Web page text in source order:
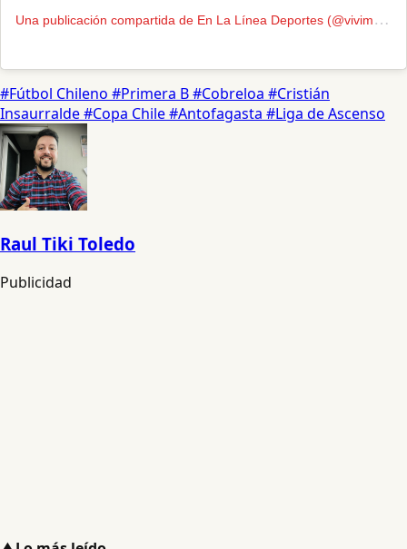
U
na publicación compartida de En La Línea Deportes (@vivimosenlacancha)
#Fútbol Chileno #Primera B#Cobreloa #Cristián
Insaurralde#Copa Chile#Antofagasta #Liga de Ascenso
Raul Tiki Toledo
Publicidad